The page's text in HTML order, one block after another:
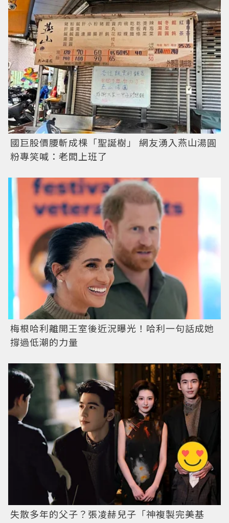
國巨股價腰斬成棵「聖誕樹」 網友湧入燕山湯圓
粉專笑喊：老闆上班了
梅根哈利離開王室後近況曝光！哈利一句話成她
撐過低潮的力量
失散多年的父子？張凌赫兒子「神複製完美基